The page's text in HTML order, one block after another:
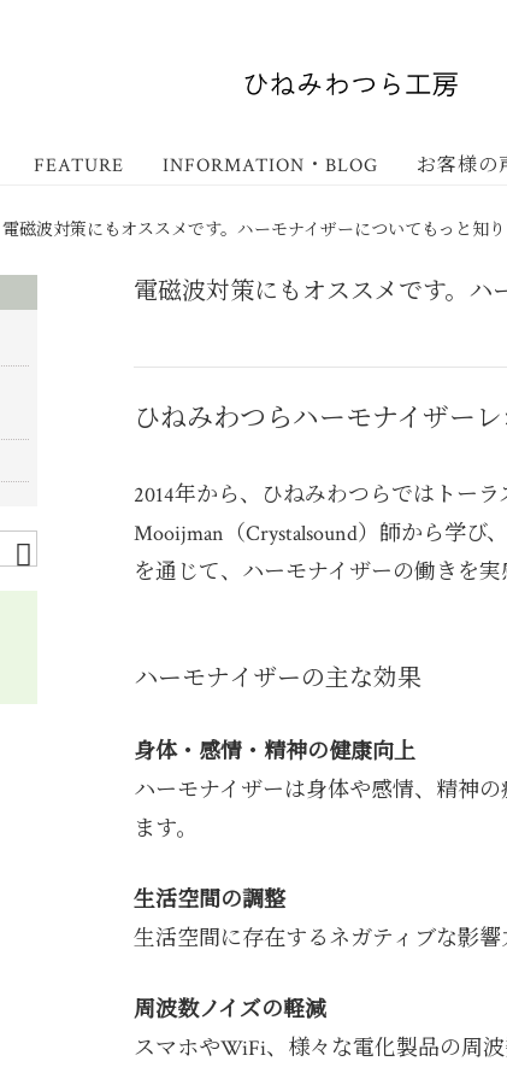
FEATURE INFORMATION・BLOG お客様の
電磁波対策にもオススメです。ハーモナイザーについてもっと知り
電磁波対策にもオススメです。ハ
ひねみわつらハーモナイザーレ
2014年から、ひねみわつらではトー
Mooijman（Crystalsound）師から学
を通じて、ハーモナイザーの働きを
ハーモナイザーの主な効果
身体・感情・精神の健康向上
ハーモナイザーは身体や感情、精神
ます。
生活空間の調整
生活空間に存在するネガティブな影響
周波数ノイズの軽減
スマホやWiFi、様々な電化製品の周